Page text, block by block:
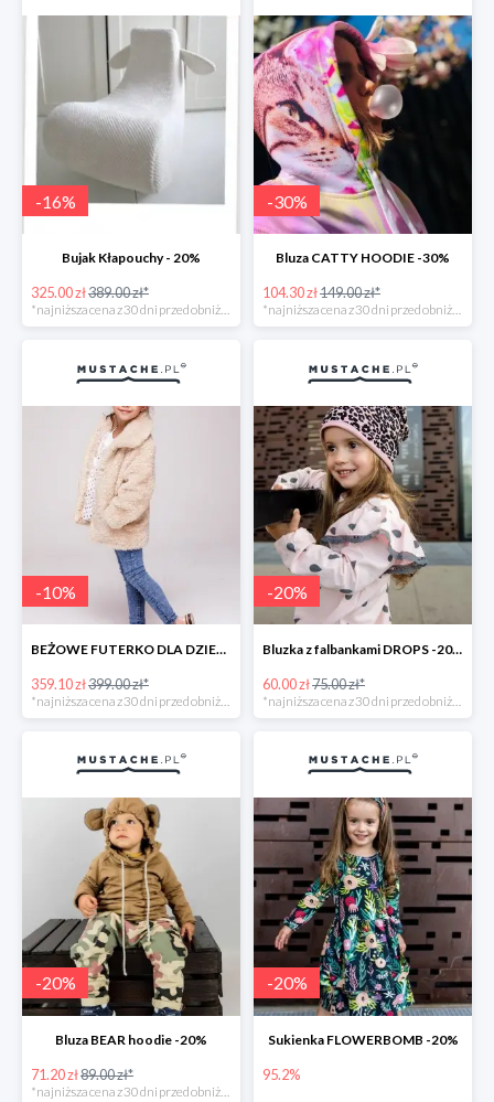
-16%
Bujak Kłapouchy - 20%
325.00 zł389.00 zł*
*najniższa cena z 30 dni przed obniżką
-30%
Bluza CATTY HOODIE -30%
104.30 zł149.00 zł*
*najniższa cena z 30 dni przed obniżką
-10%
BEŻOWE FUTERKO DLA DZIEWCZYNKI TEDDY BEAR -10%
359.10 zł399.00 zł*
-20%
Bluzka z falbankami DROPS -20%
60.00 zł75.00 zł*
-20%
Bluza BEAR hoodie -20%
71.20 zł89.00 zł*
*najniższa cena z 30 dni przed obniżką
-20%
Sukienka FLOWERBOMB -20%
95.2%